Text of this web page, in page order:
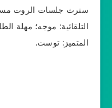
سترث جلسات الروت
المتميز: توست.